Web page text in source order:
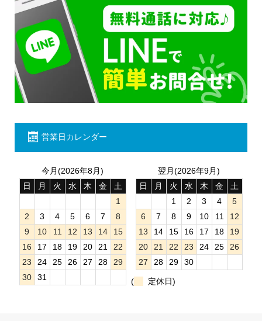
営業日カレンダー
今月(2026年8月)
日
月 火 水 木 金
土
1
2
3 4 5 6 7
8
9
10 11 12 13 14
15
16
17 18 19 20 21
22
23
24 25 26 27 28
29
30
31
翌月(2026年9月)
日
月 火 水 木 金
土
1
2 3 4
5
6
7 8 9 10 11
12
13
14 15 16 17 18
19
20
21 22 23 24 25
26
27
28 29 30
( 定休日)